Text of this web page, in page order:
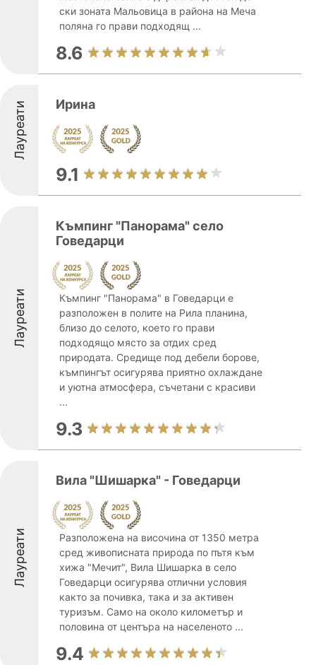
ски зоната Мальовица в района на Меча
поляна го прави подходящ ...
8.6
Лауреати Ирина
9.1
Лауреати
Къмпинг "Панорама" село
Говедарци
Къмпинг "Панорама" в Говедарци е
разположен в полите на Рила планина,
близо до селото, което го прави
подходящо място за отдих сред
природата. Средище под дебели борове,
къмпингът осигурява приятно охлаждане
и уютна атмосфера, съчетани с красиви
...
9.3
Лауреати
Вила "Шишарка" - Говедарци
Разположена на височина от 1350 метра
сред живописната природа по пътя към
хижа "Мечит", Вила Шишарка в село
Говедарци осигурява отлични условия
както за почивка, така и за активен
туризъм. Само на около километър и
половина от центъра на населеното ...
9.4